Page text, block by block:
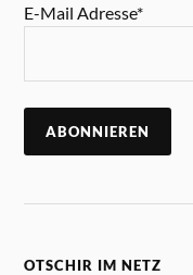
E-Mail Adresse*
OTSCHIR IM NETZ